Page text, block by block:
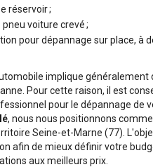
réservoir ;
pneu voiture crevé ;
pour dépannage sur place, à
implique
Pour cette raison, il est
pour le dépannage de
, nous nous positionnons
Seine-et-Marne (77).
afin de mieux définir votre
aux meilleurs prix.